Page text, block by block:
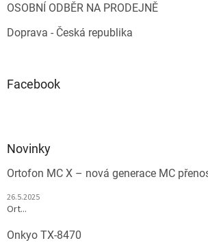
OSOBNÍ ODBĚR NA PRODEJNĚ
Doprava - Česká republika
Facebook
Novinky
Ortofon MC X – nová generace MC
26.5.2025
Ort...
Onkyo TX-8470